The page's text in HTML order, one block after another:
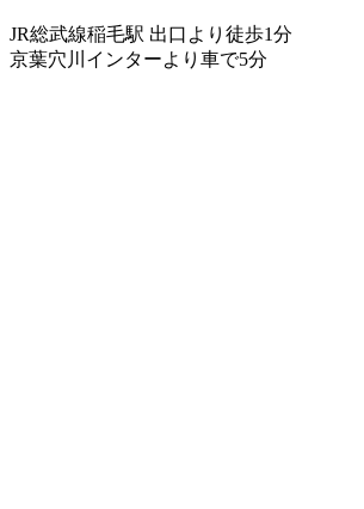
JR総武線稲毛駅 出口より徒歩1分
京葉穴川インターより車で5分